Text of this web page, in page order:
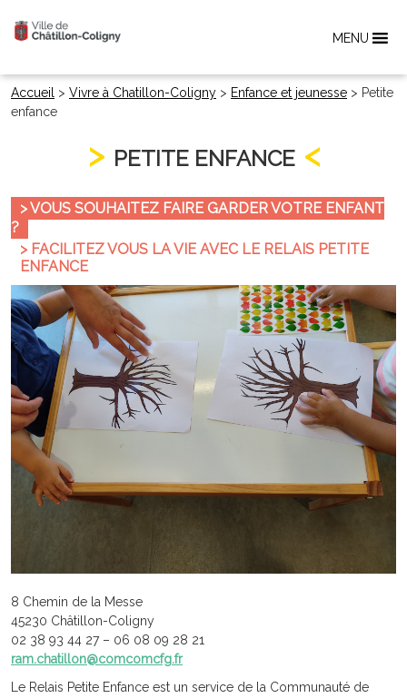
MENU
Accueil > Vivre à Chatillon-Coligny > Enfance et jeunesse > Petite
enfance
PETITE ENFANCE
> VOUS SOUHAITEZ FAIRE GARDER VOTRE ENFANT
?
> FACILITEZ VOUS LA VIE AVEC LE RELAIS PETITE
ENFANCE
8 Chemin de la Messe
45230 Châtillon-Coligny
02 38 93 44 27 – 06 08 09 28 21
ram.chatillon@comcomcfg.fr
Le Relais Petite Enfance est un service de la Communauté de